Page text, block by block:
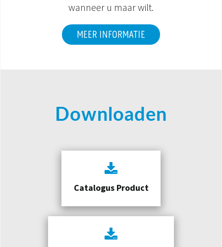
wanneer u maar wilt.
MEER INFORMATIE
Downloaden
Catalogus Product